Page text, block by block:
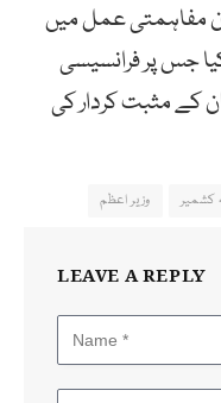
مفاہمتی عمل میں
جس پر فرانسیسی
کے مثبت کردار کی
کشمیر وزیر اعظم
LEAVE A REPLY